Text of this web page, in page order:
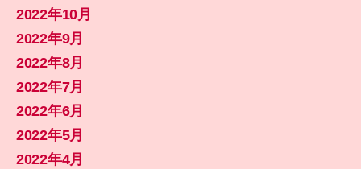
2022年10月
2022年9月
2022年8月
2022年7月
2022年6月
2022年5月
2022年4月